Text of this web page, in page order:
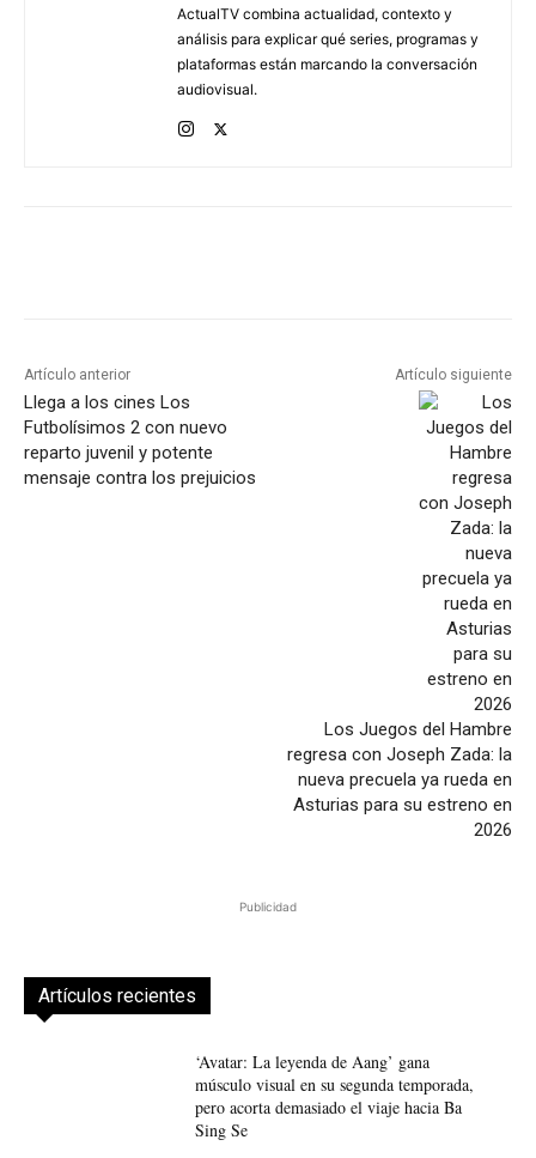
ActualTV combina actualidad, contexto y
análisis para explicar qué series, programas y
plataformas están marcando la conversación
audiovisual.
Artículo anterior
Llega a los cines Los
Futbolísimos 2 con nuevo
reparto juvenil y potente
mensaje contra los prejuicios
Artículo siguiente
Los Juegos del Hambre
regresa con Joseph Zada: la
nueva precuela ya rueda en
Asturias para su estreno en
2026
Publicidad
Artículos recientes
‘Avatar: La leyenda de Aang’ gana
músculo visual en su segunda temporada,
pero acorta demasiado el viaje hacia Ba
Sing Se